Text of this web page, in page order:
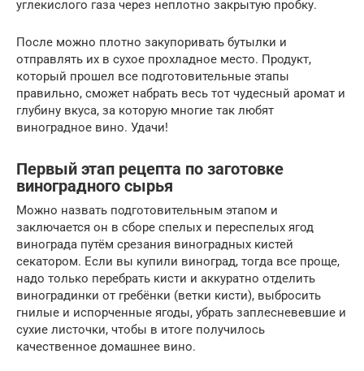
углекислого газа через неплотно закрытую пробку.
После можно плотно закупоривать бутылки и
отправлять их в сухое прохладное место. Продукт,
который прошел все подготовительные этапы
правильно, сможет набрать весь тот чудесный аромат и
глубину вкуса, за которую многие так любят
виноградное вино. Удачи!
Первый этап рецепта по заготовке
виноградного сырья
Можно назвать подготовительным этапом и
заключается он в сборе спелых и переспелых ягод
винограда путём срезания виноградных кистей
секатором. Если вы купили виноград, тогда все проще,
надо только перебрать кисти и аккуратно отделить
виноградинки от гребёнки (ветки кисти), выбросить
гнилые и испорченные ягоды, убрать заплесневевшие и
сухие листочки, чтобы в итоге получилось
качественное домашнее вино.